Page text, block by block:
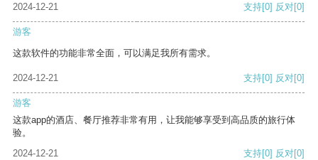
2024-12-21 支持[0] 反对[0]
游客
这款软件的功能非常全面，可以满足我所有需求。
2024-12-21 支持[0] 反对[0]
游客
这款app的酒店、餐厅推荐非常有用，让我能够享受到高品质的旅行体
验。
2024-12-21
支持[0] 反对[0]